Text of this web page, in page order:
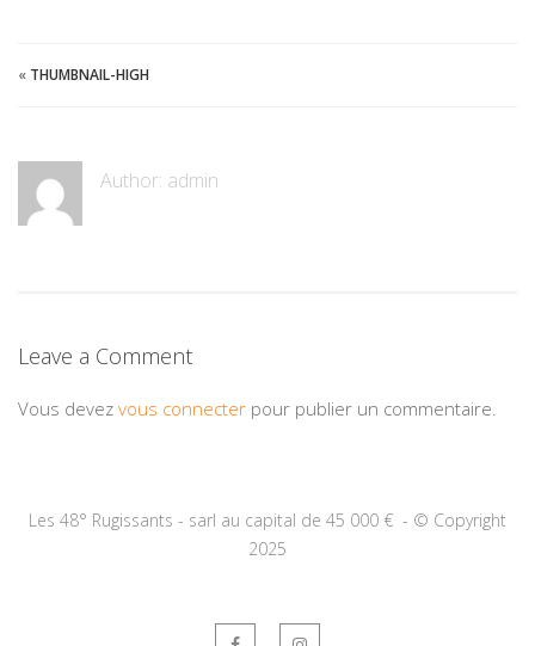
« THUMBNAIL-HIGH
Author: admin
Leave a Comment
Vous devez vous connecter pour publier un commentaire.
Les 48° Rugissants - sarl au capital de 45 000 € - © Copyright
2025